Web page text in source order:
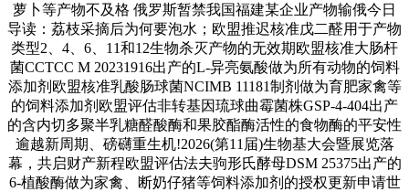
萝卜等产物不及格 俄罗斯暂禁我国福建某企业产物输俄今日
导读：荔枝采摘后为何要泡水；欧盟推迟核准戊二醛用于产物
类型2、4、6、11和12生物杀灭产物的无效期欧盟核准大肠杆
菌CCTCC M 20231916出产的L-异亮氨酸做为所有动物的饲料
添加剂欧盟核准乳酸肠球菌NCIMB 11181制剂做为育肥家禽等
的饲料添加剂欧盟评估非转基因琉球曲霉菌株GSP-4-404出产
的含内切多聚半乳糖醛酸酶和果胶酯酶活性的食物酶的平安性
逾越新周期、磅礴重生机!2026(第11届)生物基大会暨展览落
幕，共启财产新程欧盟评估法夫驹形氏酵母DSM 25375出产的
6-植酸酶做为家禽、断奶仔猪等饲料添加剂的授权更新申请世